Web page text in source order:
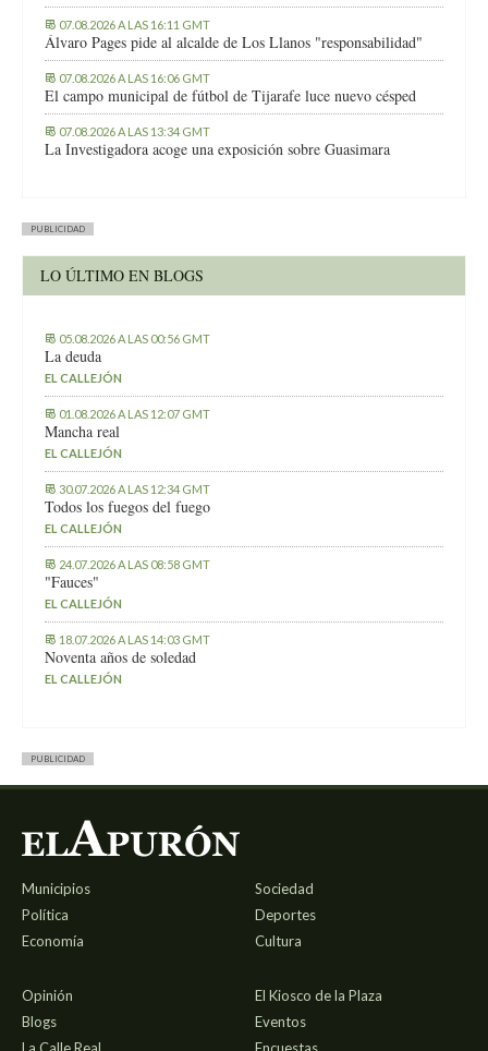
07.08.2026 A LAS 16:11 GMT
Álvaro Pages pide al alcalde de Los Llanos "responsabilidad"
07.08.2026 A LAS 16:06 GMT
El campo municipal de fútbol de Tijarafe luce nuevo césped
07.08.2026 A LAS 13:34 GMT
La Investigadora acoge una exposición sobre Guasimara
PUBLICIDAD
LO ÚLTIMO EN BLOGS
05.08.2026 A LAS 00:56 GMT
La deuda
EL CALLEJÓN
01.08.2026 A LAS 12:07 GMT
Mancha real
EL CALLEJÓN
30.07.2026 A LAS 12:34 GMT
Todos los fuegos del fuego
EL CALLEJÓN
24.07.2026 A LAS 08:58 GMT
"Fauces"
EL CALLEJÓN
18.07.2026 A LAS 14:03 GMT
Noventa años de soledad
EL CALLEJÓN
PUBLICIDAD
Municipios
Política
Economía
Sociedad
Deportes
Cultura
Opinión
Blogs
La Calle Real
El Kiosco de la Plaza
Eventos
Encuestas